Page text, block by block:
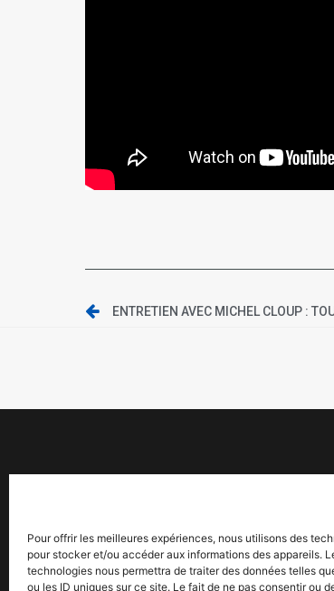
Pour offrir les meilleures expériences, nous utilisons des
pour stocker et/ou accéder aux informations des appareils.
technologies nous permettra de traiter des données telles
ou les ID uniques sur ce site. Le fait de ne pas consentir ou